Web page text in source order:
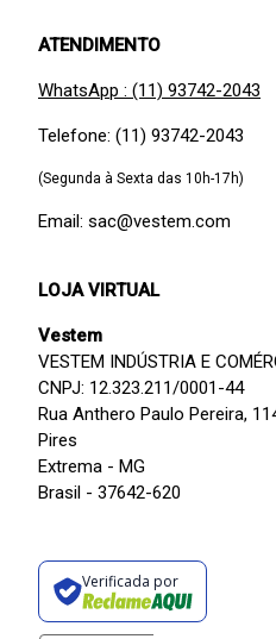
ATENDIMENTO
WhatsApp : (11) 93742-2043
Telefone: (11) 93742-2043
(Segunda à Sexta das 10h-17h)
Email: sac@vestem.com
LOJA VIRTUAL
Vestem
VESTEM INDÚSTRIA E
CNPJ: 12.323.211/0001-44
Rua Anthero Paulo Pereira,
Pires
Extrema - MG
Brasil - 37642-620
Verificada por